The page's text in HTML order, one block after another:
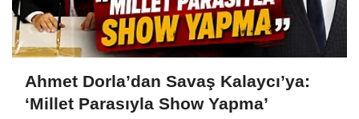
Ahmet Dorla’dan Savaş Kalaycı’ya:
‘Millet Parasıyla Show Yapma’